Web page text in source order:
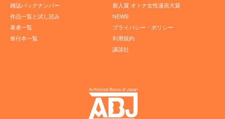
雑誌バックナンバー
作品一覧と試し読み
著者一覧
単行本一覧
新人賞 オトナ女性漫画大賞
NEWS
プライバシー・ポリシー
利用規約
講談社